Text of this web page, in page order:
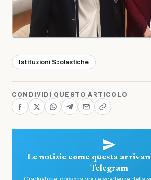
Istituzioni Scolastiche
CONDIVIDI QUESTO ARTICOLO
Le notizie come questa
Telegram